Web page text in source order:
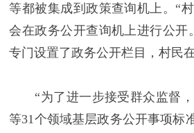
等都被集成到政策查询机上。“
会在政务公开查询机上进行公
专门设置了政务公开栏目，村民
“为了进一步接受群众监督，
等31个领域基层政务公开事项标